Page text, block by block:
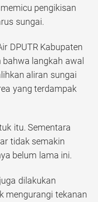
pengikisan
sungai.
DPUTR Kabupaten
langkah awal
aliran sungai
yang terdampak
itu. Sementara
tidak semakin
belum lama ini.
dilakukan
mengurangi tekanan